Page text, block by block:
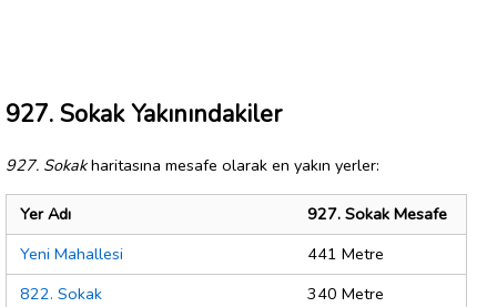
927. Sokak Yakınındakiler
927. Sokakharitasına mesafe olarak en yakın yerler:
Yer Adı
927. Sokak Mesafe
Yeni Mahallesi
441 Metre
822. Sokak
340 Metre